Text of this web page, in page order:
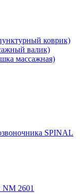
коврик)
валик)
массажная)
SPINAL
2601